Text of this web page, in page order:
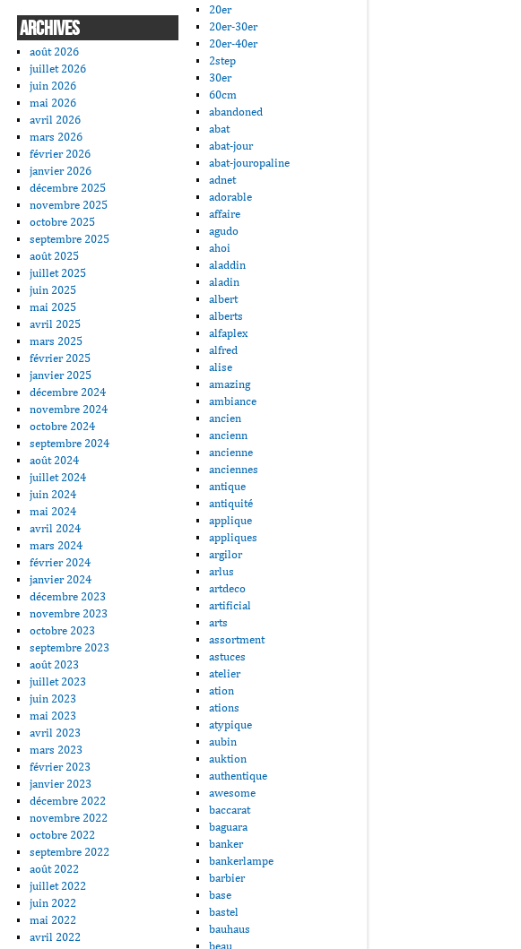
ARCHIVES
août 2026
juillet 2026
juin 2026
mai 2026
avril 2026
mars 2026
février 2026
janvier 2026
décembre 2025
novembre 2025
octobre 2025
septembre 2025
août 2025
juillet 2025
juin 2025
mai 2025
avril 2025
mars 2025
février 2025
janvier 2025
décembre 2024
novembre 2024
octobre 2024
septembre 2024
août 2024
juillet 2024
juin 2024
mai 2024
avril 2024
mars 2024
février 2024
janvier 2024
décembre 2023
novembre 2023
octobre 2023
septembre 2023
août 2023
juillet 2023
juin 2023
mai 2023
avril 2023
mars 2023
février 2023
janvier 2023
décembre 2022
novembre 2022
octobre 2022
septembre 2022
août 2022
juillet 2022
juin 2022
mai 2022
avril 2022
20er
20er-30er
20er-40er
2step
30er
60cm
abandoned
abat
abat-jour
abat-jouropaline
adnet
adorable
affaire
agudo
ahoi
aladdin
aladin
albert
alberts
alfaplex
alfred
alise
amazing
ambiance
ancien
ancienn
ancienne
anciennes
antique
antiquité
applique
appliques
argilor
arlus
artdeco
artificial
arts
assortment
astuces
atelier
ation
ations
atypique
aubin
auktion
authentique
awesome
baccarat
baguara
banker
bankerlampe
barbier
base
bastel
bauhaus
beau